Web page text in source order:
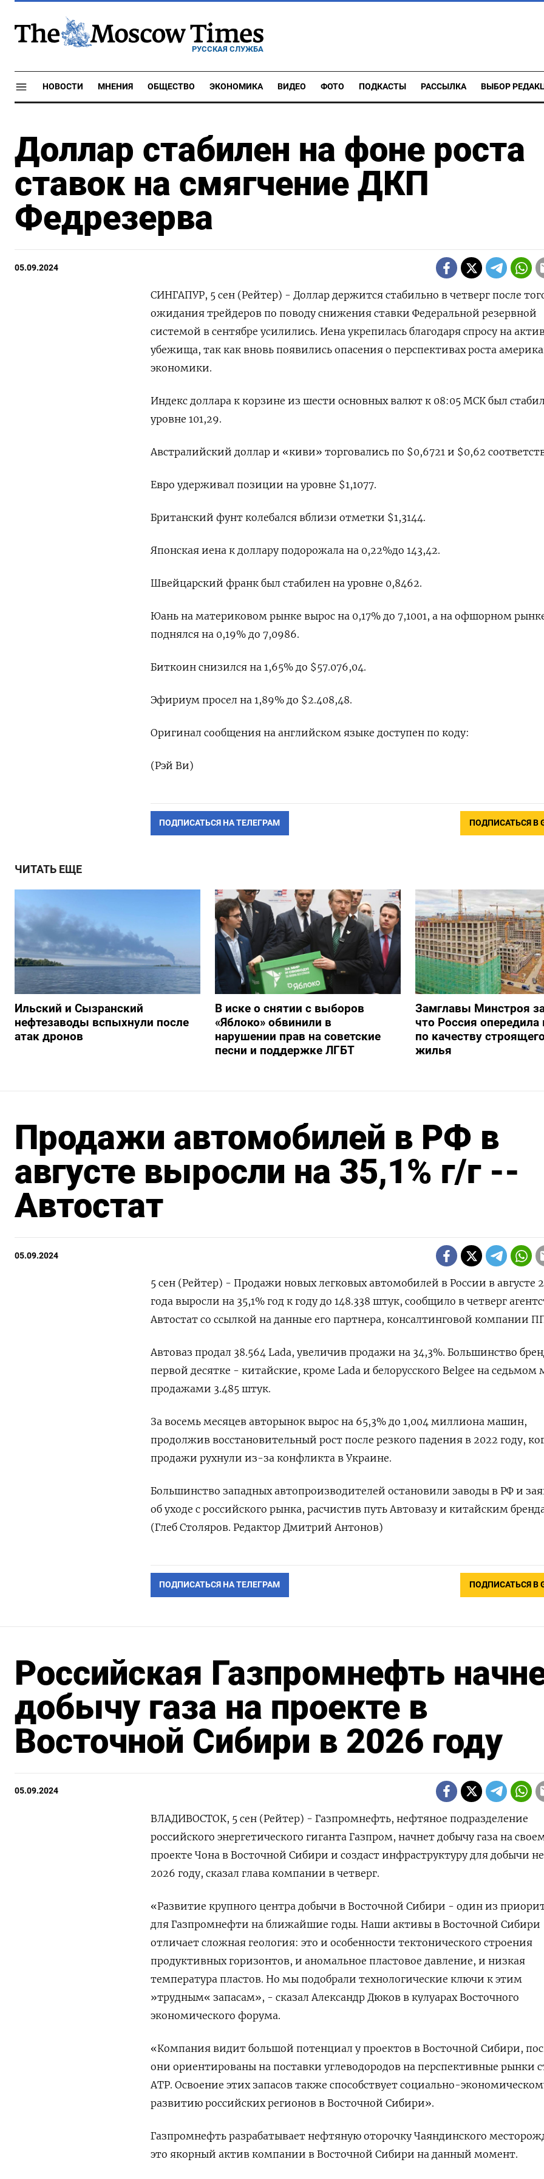
РУССКАЯ СЛУЖБА
НОВОСТИ МНЕНИЯ ОБЩЕСТВО ЭКОНОМИКА ВИДЕО ФОТО ПОДКАСТЫ РАССЫЛКА ВЫБОР
Доллар стабилен на фоне роста
ставок на смягчение ДКП
Федрезерва
05.09.2024
СИНГАПУР, 5 сен (Рейтер) - Доллар держится стабильно в четверг после
ожидания трейдеров по поводу снижения ставки Федеральной резервной
системой в сентябре усилились. Иена укрепилась благодаря спросу на
убежища, так как вновь появились опасения о перспективах роста
экономики.
Индекс доллара к корзине из шести основных валют к 08:05 МСК был
уровне 101,29​.
Австралийский доллар и «киви» торговались по $0,6721 и $0,62​
Евро удерживал позиции на уровне $1,1077​.
Британский фунт колебался вблизи отметки $1,3144​.
Японская иена к доллару подорожала на 0,22%​ до 143,42.
Швейцарский франк был стабилен на уровне 0,8462​.
Юань на материковом рынке вырос на 0,17% до​ 7,1001​, а на офшорном
поднялся на 0,19% до 7,0986.
Биткоин снизился на 1,65% до $57.076,04.
Эфириум просел на 1,89% до $2.408,48.
Оригинал сообщения на английском языке доступен по коду:
(Рэй Ви)
ПОДПИСАТЬСЯ НА ТЕЛЕГРАМ ПОДПИСАТЬСЯ В
ЧИТАТЬ ЕЩЕ
Ильский и Сызранский
нефтезаводы вспыхнули после
атак дронов
В иске о снятии с выборов
«Яблоко» обвинили в
нарушении прав на советские
песни и поддержке ЛГБТ
Замглавы Минстроя
что Россия опередила
по качеству
жилья
Продажи автомобилей в РФ в
августе выросли на 35,1% г/г --
Автостат
05.09.2024
5 сен (Рейтер) - Продажи новых легковых автомобилей в России в августе
года выросли на 35,1% год к году до 148.338 штук, сообщило в четверг
Автостат со ссылкой на данные его партнера, консалтинговой компании
Автоваз продал 38.564 Lada, увеличив продажи на 34,3%. Большинство
первой десятке - китайские, кроме Lada и белорусского Belgee на седьмом
продажами 3.485 штук.
За восемь месяцев авторынок вырос на 65,3% до 1,004 миллиона машин,
продолжив восстановительный рост после резкого падения в 2022 году,
продажи рухнули из-за конфликта в Украине.
Большинство западных автопроизводителей остановили заводы в РФ и
об уходе с российского рынка, расчистив путь Автовазу и китайским
(Глеб Столяров. Редактор Дмитрий Антонов)
ПОДПИСАТЬСЯ НА ТЕЛЕГРАМ ПОДПИСАТЬСЯ В
Российская Газпромнефть
добычу газа на проекте в
Восточной Сибири в 2026 году
05.09.2024
ВЛАДИВОСТОК, 5 сен (Рейтер) - Газпромнефть, нефтяное подразделение
российского энергетического гиганта Газпром, начнет добычу газа на
проекте Чона в Восточной Сибири и создаст инфраструктуру для добычи
2026 году, сказал глава компании в четверг.
«Развитие крупного центра добычи в Восточной Сибири - один из
для Газпромнефти на ближайшие годы. Наши активы в Восточной Сибири
отличает сложная геология: это и особенности тектонического строения
продуктивных горизонтов, и аномальное пластовое давление, и низкая
температура пластов. Но мы подобрали технологические ключи к этим
»трудным« запасам», - сказал Александр Дюков в кулуарах Восточного
экономического форума.
«Компания видит большой потенциал у проектов в Восточной Сибири,
они ориентированы на поставки углеводородов на перспективные рынки
АТР. Освоение этих запасов также способствует социально-
развитию российских регионов в Восточной Сибири».
Газпромнефть разрабатывает нефтяную оторочку Чаяндинского
это якорный актив компании в Восточной Сибири на данный момент.